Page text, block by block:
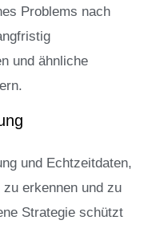
Problems nach
und ähnliche
und Echtzeitdaten,
erkennen und zu
Strategie schützt